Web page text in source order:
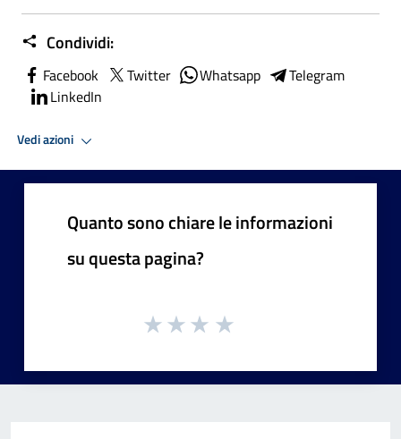
Condividi:
Facebook Twitter Whatsapp
Telegram
LinkedIn
Vedi azioni
Quanto sono chiare le informazioni
su questa pagina?